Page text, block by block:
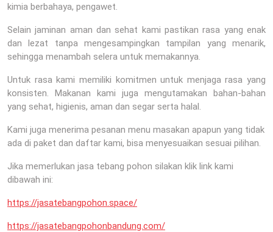
kimia berbahaya, pengawet.
Selain jaminan aman dan sehat kami pastikan rasa yang enak
dan lezat tanpa mengesampingkan tampilan yang menarik,
sehingga menambah selera untuk memakannya.
Untuk rasa kami memiliki komitmen untuk menjaga rasa yang
konsisten. Makanan kami juga mengutamakan bahan-bahan
yang sehat, higienis, aman dan segar serta halal.
Kami juga menerima pesanan menu masakan apapun yang tidak
ada di paket dan daftar kami, bisa menyesuaikan sesuai pilihan.
Jika memerlukan jasa tebang pohon silakan klik link kami
dibawah ini:
https://jasatebangpohon.space/
https://jasatebangpohonbandung.com/